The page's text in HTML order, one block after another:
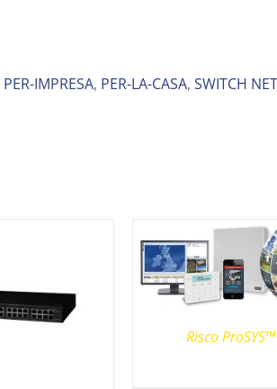
PER-IMPRESA, PER-LA-CASA,SWITCH
Risco